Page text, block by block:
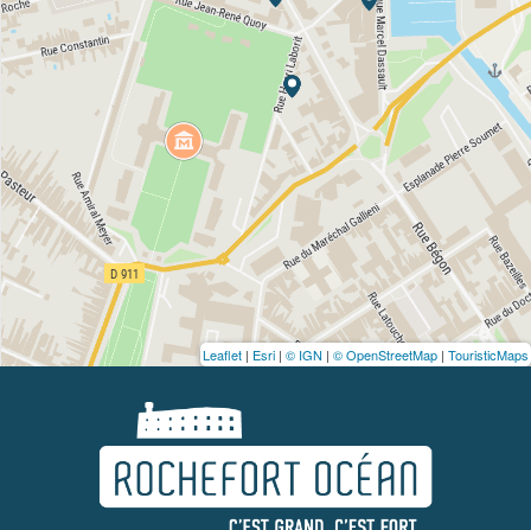
Leaflet | Esri | © IGN | © OpenStreetMap | TouristicMaps